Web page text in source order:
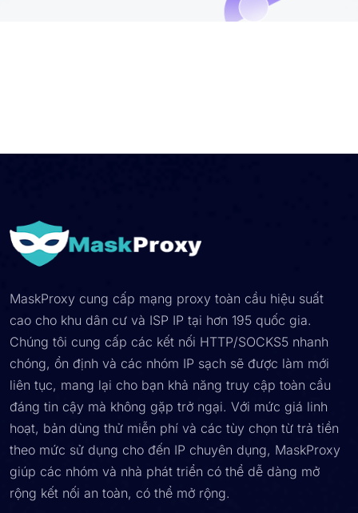
MaskProxy cung cấp mạng proxy toàn cầu hiệu suất
cao cho khu dân cư và ISP IP tại hơn 195 quốc gia.
Chúng tôi cung cấp các kết nối HTTP/SOCKS5 nhanh
chóng, ổn định và các nhóm IP sạch sẽ được làm mới
liên tục, mang lại cho bạn khả năng truy cập toàn cầu
đáng tin cậy mà không gặp trở ngại. Với mức giá linh
hoạt, bản dùng thử miễn phí và các tùy chọn từ trả tiền
theo mức sử dụng cho đến IP chuyên dụng, MaskProxy
giúp các nhóm và nhà phát triển có thể dễ dàng mở
rộng kết nối an toàn, có thể mở rộng.